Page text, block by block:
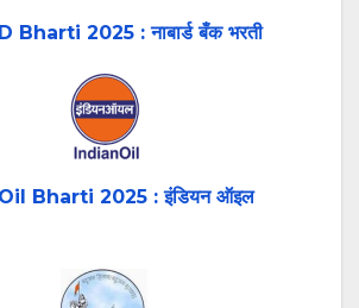
Bharti 2025 : नाबार्ड बँक भरती
Bharti 2025 : इंडियन ऑइल